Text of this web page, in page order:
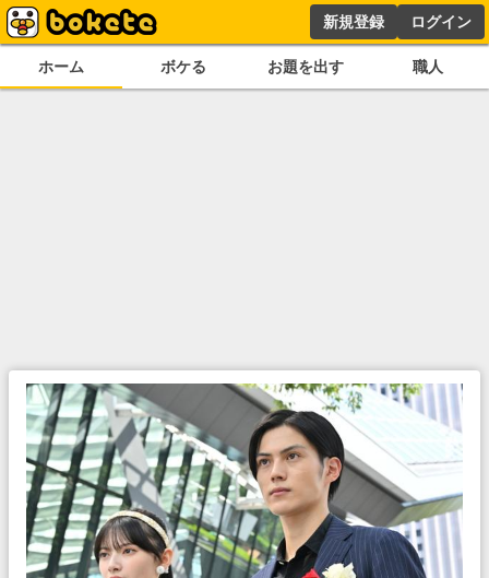
新規登録 ログイン
ホーム ボケる お題を出す 職人